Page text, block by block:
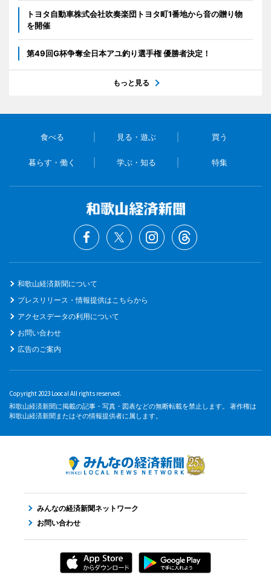
トヨタ自動車株式会社吹奏楽団トヨタ町1番地から音の贈り物
を開催
第49回G杯争奪全日本アユ釣り選手権 優勝者決定！
もっと見る
食べる 見る・遊ぶ 買う
暮らす・働く 学ぶ・知る 特集
和歌山経済新聞について
プレスリリース・情報提供はこちらから
アクセスデータの利用について
お問い合わせ
広告のご案内
Copyright 2023 Loocal All rights reserved.
和歌山経済新聞に掲載の記事・写真・図表などの無断転載を禁止します。 著作権は
和歌山経済新聞またはその情報提供者に属します。
みんなの経済新聞ネットワーク
お問い合わせ